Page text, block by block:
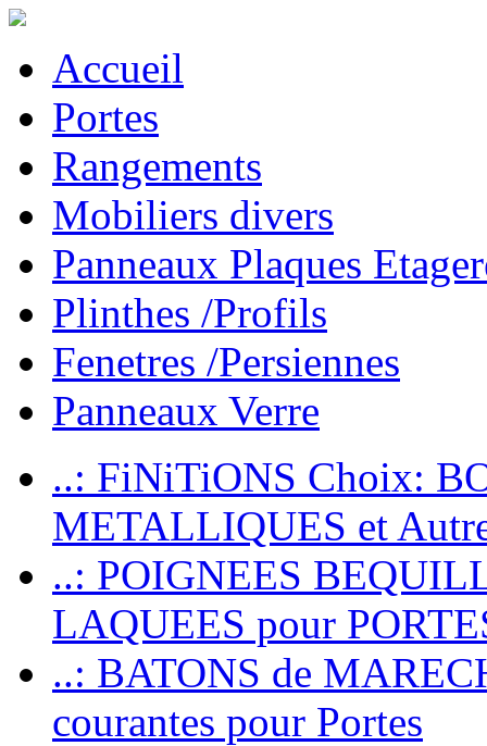
Accueil
Portes
Rangements
Mobiliers divers
Panneaux Plaques
Plinthes /Profils
Fenetres /Persiennes
Panneaux Verre
..: FiNiTiONS Choix:
METALLIQUES et
..: POIGNEES
LAQUEES pour
..: BATONS de
courantes pour Portes